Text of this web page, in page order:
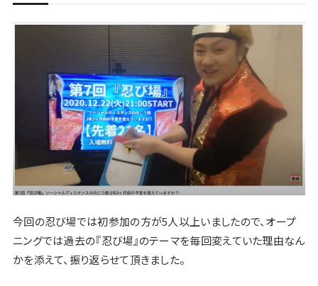
今回の忍び場では初参加の方が5人以上いましたので、オープ
ニングでは過去の『忍び場』のテーマを毎回変えていた理由なん
かを添えて、振り返らせて頂きました。